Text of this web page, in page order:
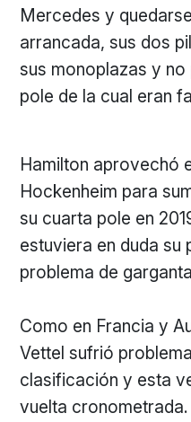
Mercedes y
arrancada, sus dos
sus monoplazas y
pole de la cual eran
Hamilton aprovechó
Hockenheim para
su cuarta pole en
estuviera en duda su
problema de
Como en Francia y
Vettel sufrió
clasificación y esta
vuelta